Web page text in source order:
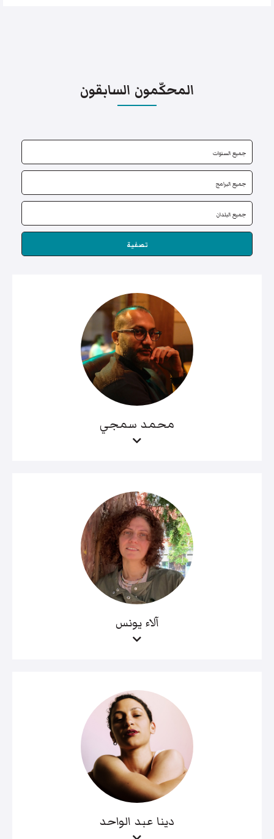
المحكّمون السابقون
تصفية
محمد سمجي
آلاء يونس
دينا عبد الواحد